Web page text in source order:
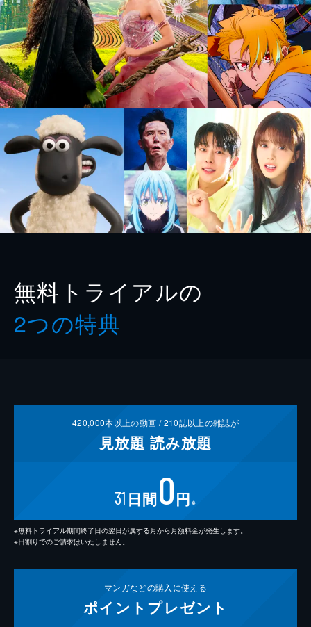
無料トライアルの
2つの特典
420,000本以上の動画 /210誌以上の雑誌が
見放題 読み放題
31 日間0円 ※
※無料トライアル期間終了日の翌日が属する月から月額料金が発生します。
※日割りでのご請求はいたしません。
マンガなどの購入に使える
ポイント プレゼント